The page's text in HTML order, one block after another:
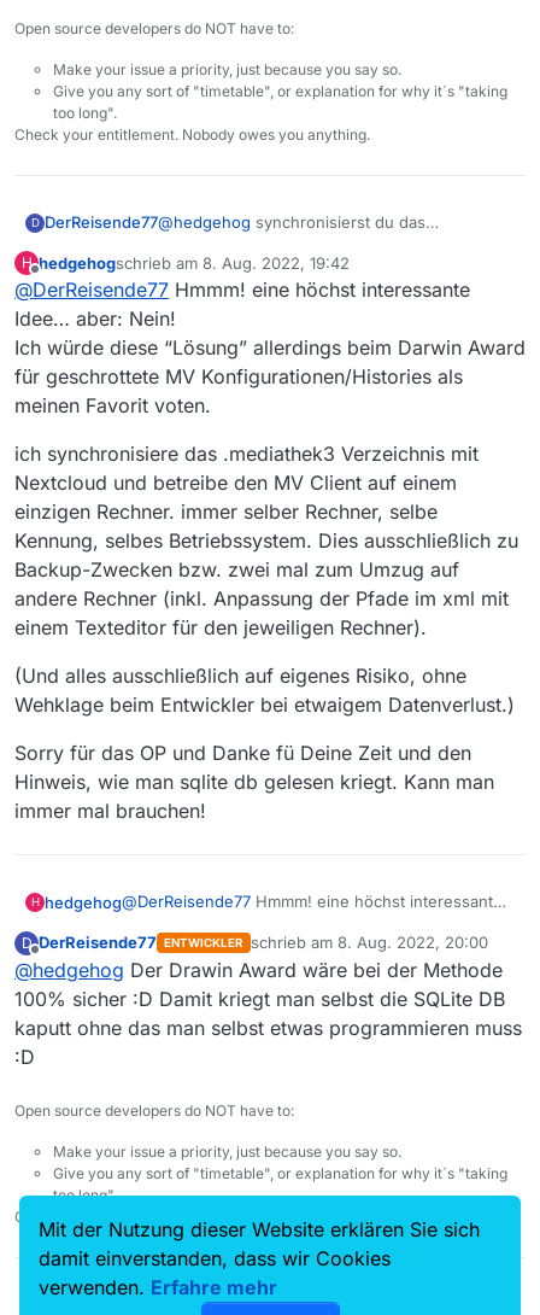
Danke für Deine Hilfe!
Open source developers do NOT have to:
Make your issue a priority, just because you say so.
Give you any sort of "timetable", or explanation for why it´s "taking
too long".
Check your entitlement. Nobody owes you anything.
D DerReisende77@hedgehog synchronisierst du das
hast auf verschiedenen Rechnern damit MV am
laufen?
H
Offline
hedgehogschrieb am 8. Aug. 2022, 19:42
zuletzt editiert von
@DerReisende77 Hmmm! eine höchst interessante
Idee… aber: Nein!
Ich würde diese “Lösung” allerdings beim Darwin Award
für geschrottete MV Konfigurationen/Histories als
meinen Favorit voten.
ich synchronisiere das .mediathek3 Verzeichnis mit
Nextcloud und betreibe den MV Client auf einem
einzigen Rechner. immer selber Rechner, selbe
Kennung, selbes Betriebssystem. Dies ausschließlich zu
Backup-Zwecken bzw. zwei mal zum Umzug auf
andere Rechner (inkl. Anpassung der Pfade im xml mit
einem Texteditor für den jeweiligen Rechner).
(Und alles ausschließlich auf eigenes Risiko, ohne
Wehklage beim Entwickler bei etwaigem Datenverlust.)
Sorry für das OP und Danke fü Deine Zeit und den
Hinweis, wie man sqlite db gelesen kriegt. Kann man
immer mal brauchen!
H hedgehog@DerReisende77 Hmmm! eine höchst interessante
Ich würde diese “Lösung” allerdings beim Darwin
Award für geschrottete MV
Konfigurationen/Histories als meinen Favorit voten.
ich synchronisiere das .mediathek3 Verzeichnis mit
Nextcloud und betreibe den MV Client auf einem
einzigen Rechner. immer selber Rechner, selbe
Kennung, selbes Betriebssystem. Dies
ausschließlich zu Backup-Zwecken bzw. zwei mal
jeweiligen Rechner).
(Und alles ausschließlich auf eigenes Risiko, ohne
Wehklage beim Entwickler bei etwaigem
Datenverlust.)
Sorry für das OP und Danke fü Deine Zeit und den
D
Offline
DerReisende77 ENTWICKLER schrieb am 8. Aug. 2022, 20:00
zuletzt editiert von
@hedgehog Der Drawin Award wäre bei der Methode
100% sicher :D Damit kriegt man selbst die SQLite DB
kaputt ohne das man selbst etwas programmieren muss
:D
Open source developers do NOT have to:
Make your issue a priority, just because you say so.
Give you any sort of "timetable", or explanation for why it´s "taking
too long".
Check your entitlement. Nobody owes you anything.
Mit der Nutzung dieser Website erklären Sie sich
damit einverstanden, dass wir Cookies
verwenden. Erfahre mehr